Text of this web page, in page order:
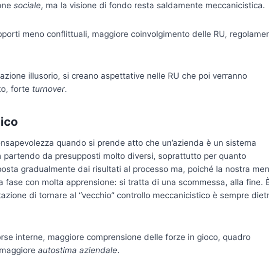
sociale, ma la visione di fondo resta saldamente meccanicistica.
meno conflittuali, maggiore coinvolgimento delle RU,
illusorio, si creano aspettative nelle RU che poi verranno
forte turnover.
quando si prende atto che un’azienda è un sistema
partendo da presupposti molto diversi, soprattutto per quanto
gradualmente dai risultati al processo ma, poiché la nostra
fase con molta apprensione: si tratta di una scommessa, alla fine.
di tornare al “vecchio” controllo meccanicistico è sempre
interne, maggiore comprensione delle forze in gioco, quadro
autostima aziendale.